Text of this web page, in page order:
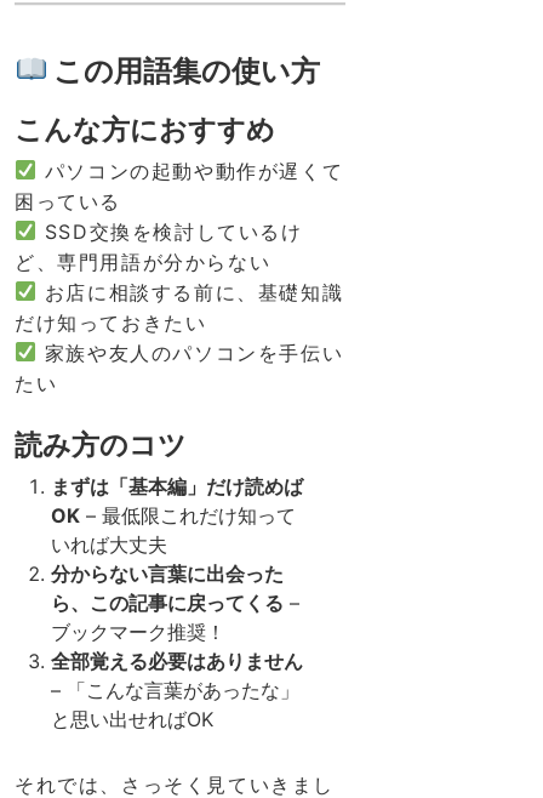
この用語集の使い方
こんな方におすすめ
パソコンの起動や動作が遅くて
困っている
SSD交換を検討しているけ
ど、専門用語が分からない
お店に相談する前に、基礎知識
だけ知っておきたい
家族や友人のパソコンを手伝い
たい
読み方のコツ
まずは「基本編」だけ読めば
OK – 最低限これだけ知って
いれば大丈夫
分からない言葉に出会った
ら、この記事に戻ってくる –
ブックマーク推奨！
全部覚える必要はありません
– 「こんな言葉があったな」
と思い出せればOK
それでは、さっそく見ていきまし